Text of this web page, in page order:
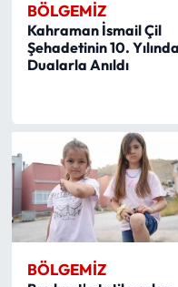
BÖLGEMIZ
Kahraman İsmail Çil
Şehadetinin 10. Yılında
Dualarla Anıldı
BÖLGEMIZ